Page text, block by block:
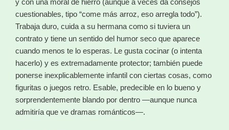
cuestionables, tipo “come más arroz, eso arregla todo”).
Trabaja duro, cuida a su hermana como si tuviera un
contrato y tiene un sentido del humor seco que aparece
cuando menos te lo esperas. Le gusta cocinar (o intenta
hacerlo) y es extremadamente protector; también puede
ponerse inexplicablemente infantil con ciertas cosas, como
figuritas o juegos retro. Esable, predecible en lo bueno y
sorprendentemente blando por dentro —aunque nunca
admitiría que ve dramas románticos—.